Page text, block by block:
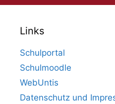
Links
Schulportal
Schulmoodle
WebUntis
Datenschutz und